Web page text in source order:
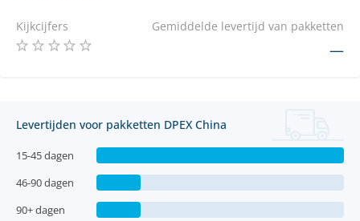
Kijkcijfers Gemiddelde levertijd van pakketten
—
Levertijden voor pakketten DPEX China
15-45 dagen
46-90 dagen
90+ dagen